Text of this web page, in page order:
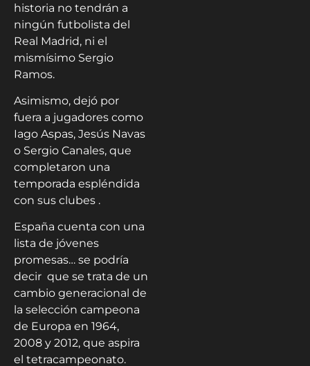
historia no tendrán a
ningún futbolista del
Real Madrid, ni el
mismísimo Sergio
Ramos.
Asimismo, dejó por
fuera a jugadores como
Iago Aspas, Jesús Navas
o Sergio Canales, que
completaron una
temporada espléndida
con sus clubes .
España cuenta con una
lista de jóvenes
promesas… se podría
decir que se trata de un
cambio generacional de
la selección campeona
de Europa en 1964,
2008 y 2012, que aspira
el tetracampeonato.